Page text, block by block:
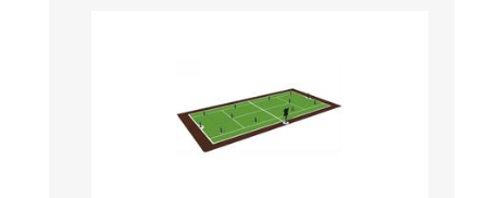
vezi mai multe